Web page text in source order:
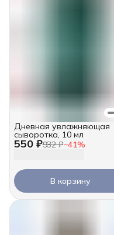
550 ₽932 ₽−41%
Дневная увлажняющая
сыворотка, 10 мл
В корзину